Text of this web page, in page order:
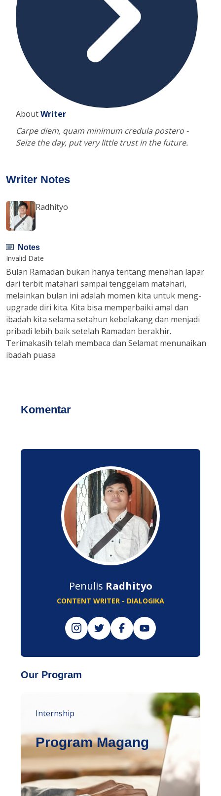
AboutWriter
Carpe diem, quam minimum credula postero -
Seize the day, put very little trust in the future.
Writer Notes
Radhityo
Notes
Invalid Date
Bulan Ramadan bukan hanya tentang menahan lapar
dari terbit matahari sampai tenggelam matahari,
melainkan bulan ini adalah momen kita untuk meng-
upgrade diri kita. Kita bisa memperbaiki amal dan
ibadah kita selama setahun kebelakang dan menjadi
pribadi lebih baik setelah Ramadan berakhir.
Terimakasih telah membaca dan Selamat menunaikan
ibadah puasa
Komentar
Penulis Radhityo
CONTENT WRITER - DIALOGIKA
Our Program
Internship
Program Magang